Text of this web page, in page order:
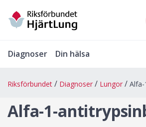
Diagnoser Din hälsa
Riksförbundet Diagnoser Lungor
Alfa-1-